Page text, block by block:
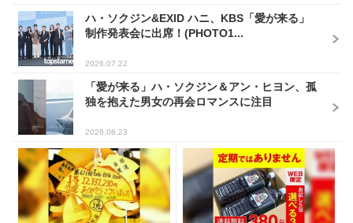
ハ・ソクジン&EXID ハニ、KBS「愛が来る」
制作発表会に出席！(PHOTO1...
2026.07.22
「愛が来る」ハ・ソクジン＆アン・ヒヨン、孤
独を抱えた男女の再会ロマンスに注目
2026.06.23